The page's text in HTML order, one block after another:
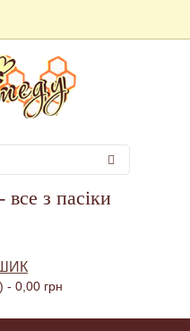
все з пасіки
- 0,00 грн